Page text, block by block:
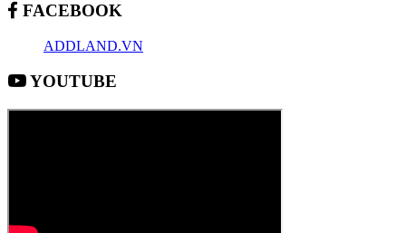
FACEBOOK
ADDLAND.VN
YOUTUBE